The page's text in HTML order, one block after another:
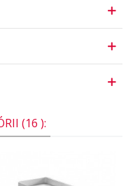
(16 ):